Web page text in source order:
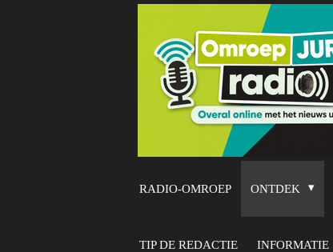
RADIO-OMROEP ONTDEK
TIP DE REDACTIE INFORMATIE